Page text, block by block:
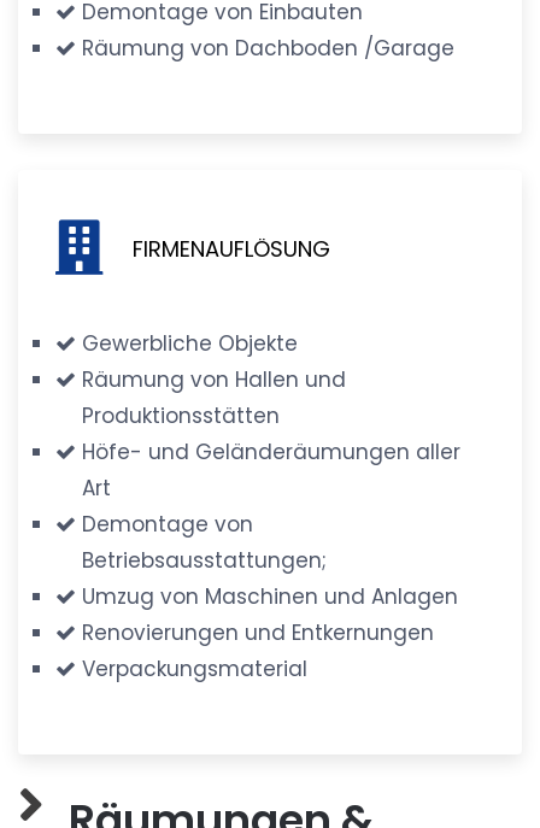
Demontage von Einbauten
Räumung von Dachboden /Garage
FIRMENAUFLÖSUNG
Gewerbliche Objekte
Räumung von Hallen und
Produktionsstätten
Höfe- und Geländeräumungen aller
Art
Demontage von
Betriebsausstattungen;
Umzug von Maschinen und Anlagen
Renovierungen und Entkernungen
Verpackungsmaterial